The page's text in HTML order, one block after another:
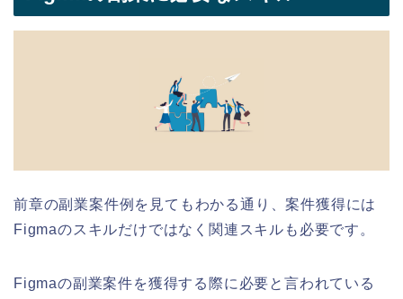
前章の副業案件例を見てもわかる通り、案件獲得には
Figmaのスキルだけではなく関連スキルも必要です。
Figmaの副業案件を獲得する際に必要と言われている